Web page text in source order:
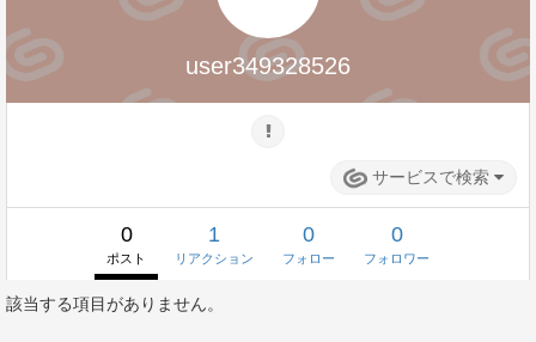
user349328526
サービスで検索
0
ポスト
1
リアクション
0
フォロー
0
フォロワー
該当する項目がありません。